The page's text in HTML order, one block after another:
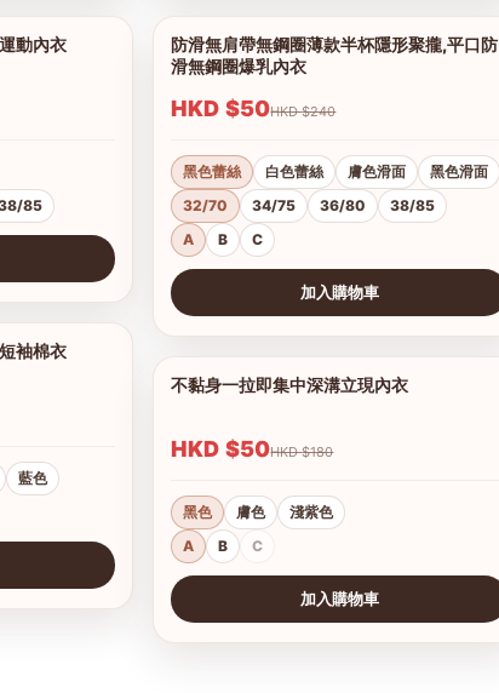
動內衣
85
袖棉衣
藍色
1/16
防滑無肩帶無鋼圈薄款半杯隱形聚攏,平口防
滑無鋼圈爆乳內衣
HKD $50 HKD $240
黑色蕾絲 白色蕾絲 膚色滑面
黑色滑面
32/70
34/75 36/80
38/85
A
B C
加入購物車
不黏身一拉即集中深溝立現內衣
HKD $50 HKD $180
黑色 膚色
淺紫色
A
B C
加入購物車